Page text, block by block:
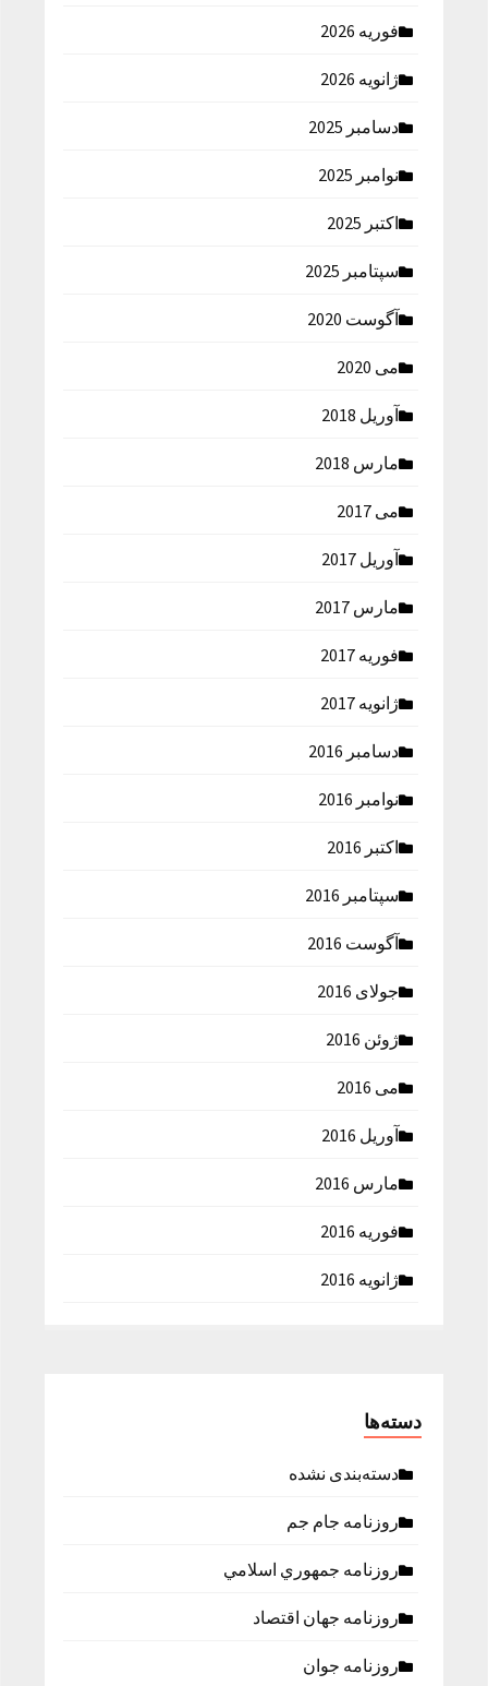
فوریه 2026
ژانویه 2026
دسامبر 2025
نوامبر 2025
اکتبر 2025
سپتامبر 2025
آگوست 2020
می 2020
آوریل 2018
مارس 2018
می 2017
آوریل 2017
مارس 2017
فوریه 2017
ژانویه 2017
دسامبر 2016
نوامبر 2016
اکتبر 2016
سپتامبر 2016
آگوست 2016
جولای 2016
ژوئن 2016
می 2016
آوریل 2016
مارس 2016
فوریه 2016
ژانویه 2016
دسته‌ها
دسته‌بندی نشده
روزنامه جام جم
روزنامه جمهوري اسلامي
روزنامه جهان اقتصاد
روزنامه جوان